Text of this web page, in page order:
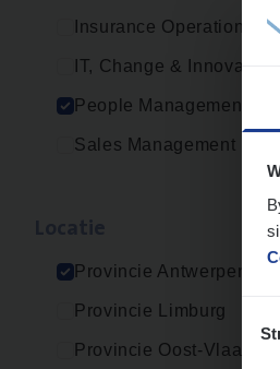
Insurance Operations
IT, Change & Innovation
People Management
Sales Management
Provincie Antwerpen
Provincie Limburg
Provincie Oost-